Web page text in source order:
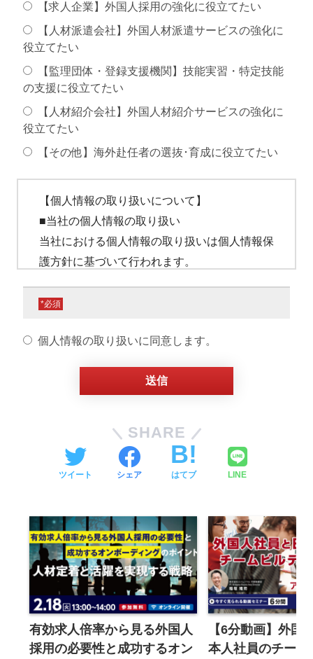
【求人企業】外国人採用の強化に役立てたい
【人材派遣会社】外国人材派遣サービスの強化に
役立てたい
【監理団体・登録支援機関】技能実習・特定技能
の支援に役立てたい
【人材紹介会社】外国人材紹介サービスの強化に
役立てたい
【その他】海外赴任者の選抜･育成に役立てたい
【個人情報の取り扱いについて】
■当社の個人情報の取り扱い
当社における個人情報の取り扱いは個人情報保
護方針に基づいて行われます。
個人情報取得とその利用目的は以下の通りであ
（1）お申し込みいただいた方に、当社及びセ
（3）電話、電子メールなどを通じて当社及び
セミナー共催企業が提供する各種サービス情報
上・改善、新しいサービスの開発目的の各種ア
ンケート等にご協力いただくため
■個人情報の第三者提供
当社は利用者の個人情報について、利用者本人
の同意に基づき、ご登録いただいた本人情報、
所属企業情報、連絡先情報を、セミナー共催企
業に対し、第三者提供します。また以下の場合
*
個人情報の取り扱いに同意します。
SHARE
ツイート シェア はてブ LINE
有効求人倍率から見る外国人
採用の必要性と成功するオン
【6分動画】外国
本人社員のチーム